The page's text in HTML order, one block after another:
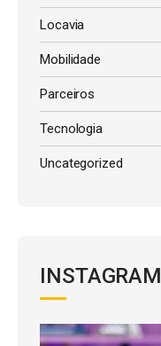
Locavia
Mobilidade
Parceiros
Tecnologia
Uncategorized
INSTAGRAM